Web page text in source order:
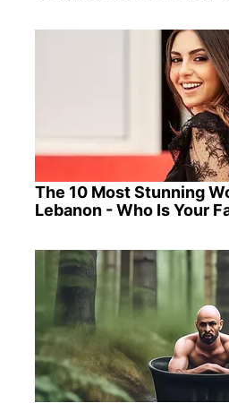
The 10 Most Stunning
Lebanon - Who Is Your